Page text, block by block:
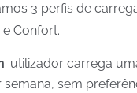
3 perfis de
Confort.
: utilizador carrega
semana, sem